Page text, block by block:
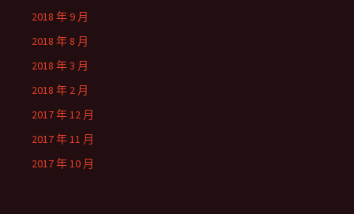
2018 年 9 月
2018 年 8 月
2018 年 3 月
2018 年 2 月
2017 年 12 月
2017 年 11 月
2017 年 10 月